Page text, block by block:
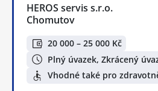
HEROS servis s.r.o.
Chomutov
20 000 – 25 000 Kč
Plný úvazek, Zkrácený
Vhodné také pro